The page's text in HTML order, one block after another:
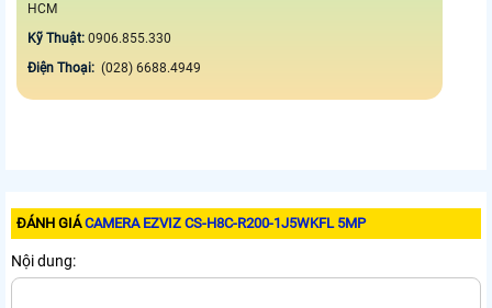
HCM
Kỹ Thuật: 0906.855.330
Điện Thoại: (028) 6688.4949
ĐÁNH GIÁCAMERA EZVIZ CS-H8C-R200-1J5WKFL 5MP
Nội dung: